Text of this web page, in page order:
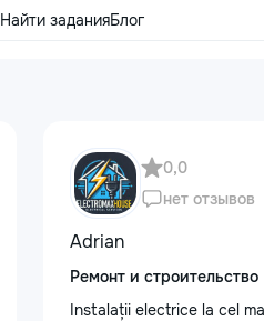
Найти заданияБлог
0,0
нет отзывов
Adrian
Ремонт и строительство
Instalații electrice la cel